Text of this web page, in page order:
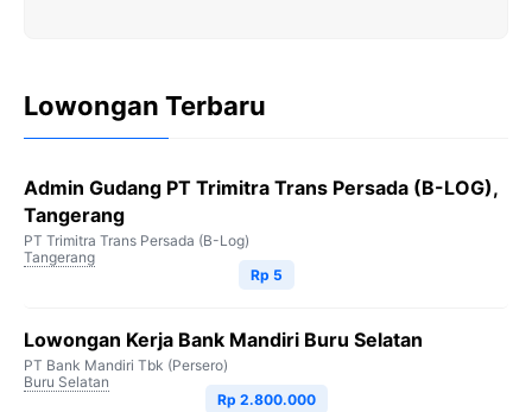
Lowongan Terbaru
Admin Gudang PT Trimitra Trans Persada (B-LOG),
Tangerang
PT Trimitra Trans Persada (B-Log)
Tangerang
Rp 5
Lowongan Kerja Bank Mandiri Buru Selatan
PT Bank Mandiri Tbk (Persero)
Buru Selatan
Rp 2.800.000